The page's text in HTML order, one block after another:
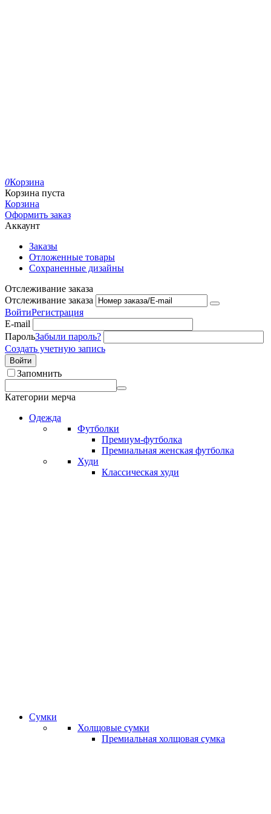
0Корзина
Корзина пуста
Корзина
Оформить заказ
Аккаунт
Заказы
Отложенные товары
Сохраненные дизайны
Отслеживание заказа
Отслеживание заказа
ВойтиРегистрация
E-mail
ПарольЗабыли пароль?
Создать учетную запись
Войти
Запомнить
Категории мерча
Одежда
Футболки
Премиум-футболка
Премиальная женская футболка
Худи
Классическая худи
Сумки
Холщовые сумки
Премиальная холщовая сумка